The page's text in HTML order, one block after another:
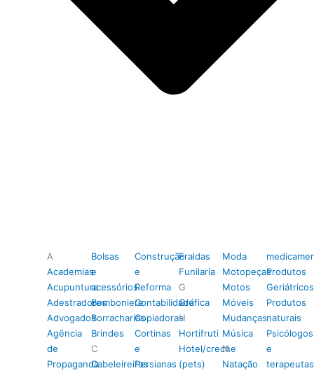
A
Academias
Acupuntura
Adestradores
Advogados
Agência
de
Propaganda
Bolsas
e
acessórios
Bomboniere
Borracharias
Brindes
C
Cabeleireiros
Construção
e
Reforma
Contabilidade
Copiadoras
Cortinas
e
Persianas
Fraldas
Funilaria
G
Gráfica
H
Hortifruti
Hotel/creche
(pets)
Moda
Motopeças
Motos
Móveis
Mudanças
Música
N
Natação
Produtos
Geriátricos
Produtos
naturais
Psicólogos
e
terapeutas